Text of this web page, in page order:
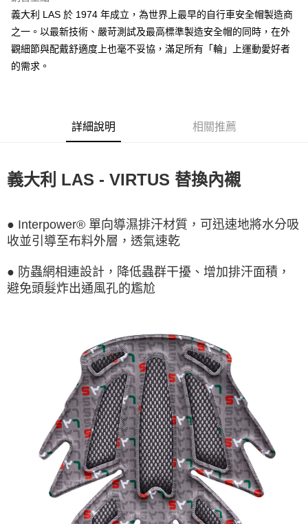
Google Pay
全盈+PAY
1.本服務由台灣大哥大提供，台灣大哥大用戶可立即使用無須另外申請。
2.付款方式選擇「大哥付你分期」，訂單成立後會自動跳轉到大哥付的交易
流程，驗證手機門號後，選擇欲分期的期數、繳款截止日，確認付款後即完
3.實際核准額度、可分期數及費用金額請依後續交易確認頁面所載為準。
4.訂單成立30分鐘內，如未前往確認交易或遇審核未通過，訂單將自動取
【繳款方式說明】
1.分期款項不併入電信帳單，「大哥付你分期」於每月結算日後寄送繳費提
醒簡訊。
帳／街口支付／iPASS MONEY」等通路繳費。
【注意事項】
2.基於同意付款使用「大哥付你分期」之契約關係目的，商店將以您的個人
資料（包含姓名、電話或地址）提供予台灣大哥大進項蒐集、處理及利用，
由本公司與您本人進行分期帳單所需資料之確認、核對及更正。
3.完整用戶服務條款，請詳閱以下連結：https://oppay.tw/userRule
便利好安心！
１．簡單：不需註冊會員、不需綁卡、不需儲值。
【「AFTEE先享後付」結帳流程】
１．於結帳方式選擇「AFTEE先享後付」後，將跳轉至「AFTEE先享後付」
２．訂單成立數日內，您將收到繳費通知簡訊。
３．收到繳費通知簡訊後14天內，點擊此簡訊中的連結，可透過四大超商／
※ 交易是否成功請以「AFTEE先享後付 」之結帳頁面顯示為準，若有關於
是否繳費成功／繳費後需取消欲退款等相關疑問，請聯繫「AFTEE先享後付
https://netprotections.freshdesk.com/support/home
１．透過由恩沛科技股份有限公司提供之「AFTEE先享後付」服務完成之交
易，需依本服務之必要範圍內提供個人資料，並將交易相關給付款項請求債
權轉讓予恩沛科技股份有限公司。
２．關於個人資料處理事宜，請瀏覽以下網址：
https://aftee.tw/terms/#terms3
３．未成年的使用者請事先徵得法定代理人或監護人之同意方可使用
「AFTEE先享後付」，若未經同意申辦者引起之損失，本公司不負相關責
４．使用「AFTEE先享後付」時，將依據個別帳號之用戶狀況，依本公司即
時審查核予不同之上限額度；若仍有額度不足之情形，本公司將視審查結果
每筆NT$60，滿NT$998(含以上)免運費
每筆NT$60，滿NT$998(含以上)免運費
每筆NT$60，滿NT$998(含以上)免運費
每筆NT$80，滿NT$1,300(含以上)免運費
海外配送（運費貨到付款） 查看運費
義大利 LAS 於 1974 年成立，為世界上最早的自行車安全帽製造商
之一。以最新技術、嚴苛測試及最高標準製造安全帽的同時，在外
觀細節與配戴舒適度上也毫不妥協，滿足所有「輪」上運動愛好者
的需求。
詳細說明 相關推薦
義大利 LAS - VIRTUS 替換內襯
● Interpower® 單向導濕排汗材質，可迅速地將水分吸
收並引導至布料外層，透氣速乾
● 防蟲網相連設計，降低蟲群干擾、增加排汗面積，
避免頭髮炸出通風孔的尷尬